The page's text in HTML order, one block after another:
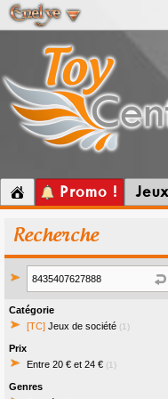
Promo !
Recherche
Catégorie
[TC] Jeux de société (1)
Prix
Entre 20 € et 24 € (1)
Genres